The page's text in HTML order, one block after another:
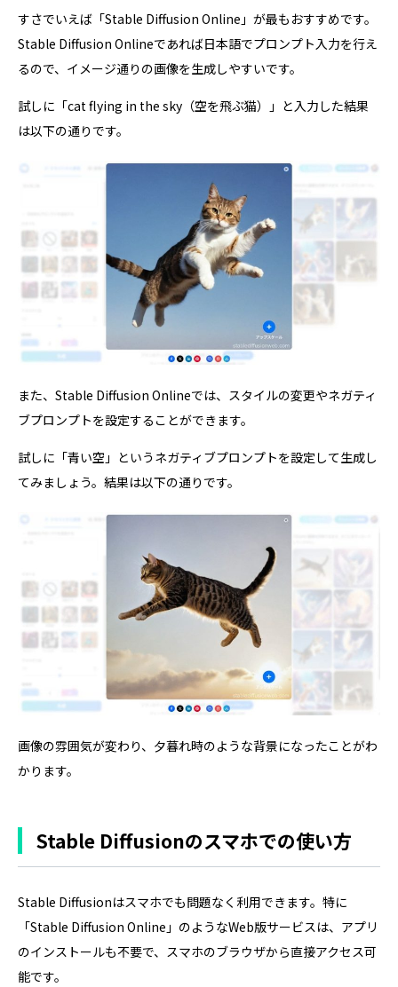
すさでいえば「Stable Diffusion Online」が最もおすすめです。
Stable Diffusion Onlineであれば日本語でプロンプト入力を行え
るので、イメージ通りの画像を生成しやすいです。
試しに「cat flying in the sky（空を飛ぶ猫）」と入力した結果
は以下の通りです。
また、Stable Diffusion Onlineでは、スタイルの変更やネガティ
ブプロンプトを設定することができます。
試しに「青い空」というネガティブプロンプトを設定して生成し
てみましょう。結果は以下の通りです。
画像の雰囲気が変わり、夕暮れ時のような背景になったことがわ
かります。
Stable Diffusionのスマホでの使い方
Stable Diffusionはスマホでも問題なく利用できます。特に
「Stable Diffusion Online」のようなWeb版サービスは、アプリ
のインストールも不要で、スマホのブラウザから直接アクセス可
能です。